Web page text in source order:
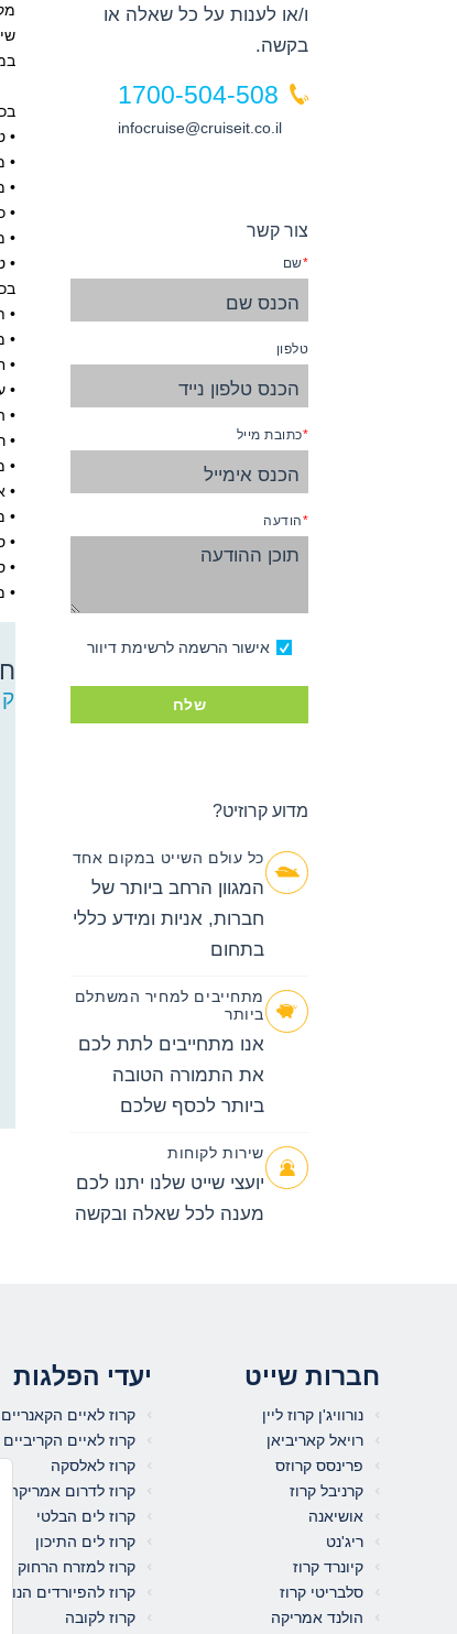
ו/או לענות על כל שאלה או
בקשה.
1700-504-508
infocruise@cruiseit.co.il
צור קשר
שם
טלפון
כתובת מייל
הודעה
אישור הרשמה לרשימת דיוור
שלח
מדוע קרוזיט?
כל עולם השייט במקום אחד
המגוון הרחב ביותר של
חברות, אניות ומידע כללי
בתחום
מתחייבים למחיר המשתלם
ביותר
אנו מתחייבים לתת לכם
את התמורה הטובה
ביותר לכסף שלכם
שירות לקוחות
יועצי שייט שלנו יתנו לכם
מענה לכל שאלה ובקשה
•
•
•
•
•
•
•
•
•
•
•
•
•
•
•
•
•
•
חיפוש
חברות שייט
נורוויג'ן קרוז ליין
רויאל קאריביאן
פרינסס קרוזס
קרניבל קרוז
אושיאנה
ריג'נט
קיונרד קרוז
סלבריטי קרוז
הולנד אמריקה
יעדי הפלגות
קרוז לאיים הקאנריים
קרוז לאיים הקריביים
קרוז לאלסקה
קרוז לדרום אמריקה
קרוז לים הבלטי
קרוז לים התיכון
קרוז למזרח הרחוק
קרוז להפיורדים
קרוז לקובה